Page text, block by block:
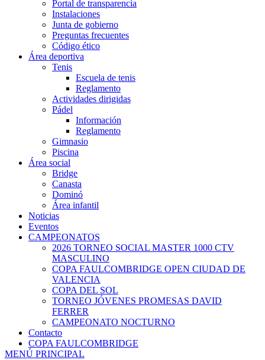
Portal de transparencia
Instalaciones
Junta de gobierno
Preguntas frecuentes
Código ético
Área deportiva
Tenis
Escuela de tenis
Reglamento
Actividades dirigidas
Pádel
Información
Reglamento
Gimnasio
Piscina
Área social
Bridge
Canasta
Dominó
Área infantil
Noticias
Eventos
CAMPEONATOS
2026 TORNEO SOCIAL MASTER 1000 CTV
MASCULINO
COPA FAULCOMBRIDGE OPEN CIUDAD DE
VALENCIA
COPA DEL SOL
TORNEO JÓVENES PROMESAS DAVID
FERRER
CAMPEONATO NOCTURNO
Contacto
COPA FAULCOMBRIDGE
MENÚ PRINCIPAL